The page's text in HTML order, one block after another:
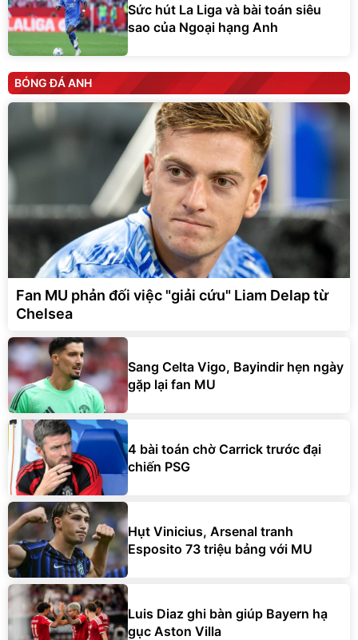
Sức hút La Liga và bài toán siêu
sao của Ngoại hạng Anh
BÓNG ĐÁ ANH
Fan MU phản đối việc "giải cứu" Liam Delap từ
Chelsea
Sang Celta Vigo, Bayindir hẹn ngày
gặp lại fan MU
4 bài toán chờ Carrick trước đại
chiến PSG
Hụt Vinicius, Arsenal tranh
Esposito 73 triệu bảng với MU
Luis Diaz ghi bàn giúp Bayern hạ
gục Aston Villa